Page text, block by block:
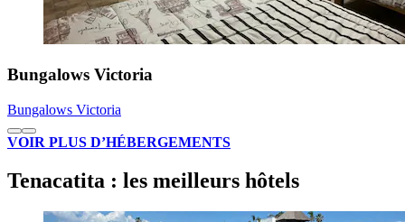
Bungalows Victoria
Bungalows Victoria
VOIR PLUS D’HÉBERGEMENTS
Tenacatita : les meilleurs hôtels